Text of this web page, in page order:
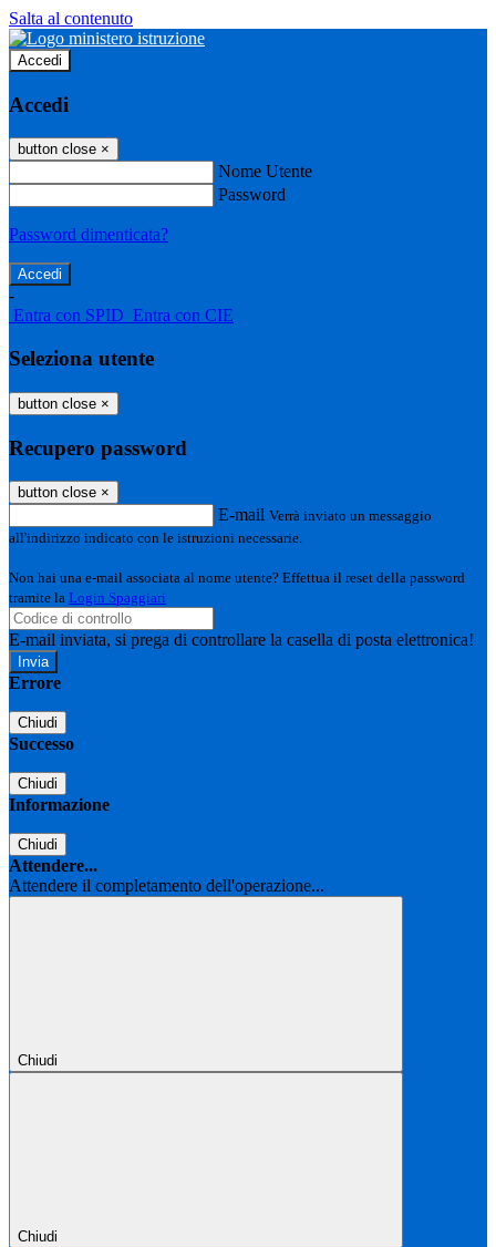
Salta al contenuto
Accedi
Accedi
button close ×
Nome Utente
Password
Password dimenticata?
-
Entra con SPID Entra con CIE
Seleziona utente
button close ×
Recupero password
button close ×
E-mail Verrà inviato un messaggio
all'indirizzo indicato con le istruzioni necessarie.
Non hai una e-mail associata al nome utente? Effettua il reset della password
tramite la Login Spaggiari
E-mail inviata, si prega di controllare la casella di posta elettronica!
Errore
Chiudi
Successo
Chiudi
Informazione
Chiudi
Attendere...
Attendere il completamento dell'operazione...
Chiudi
Chiudi